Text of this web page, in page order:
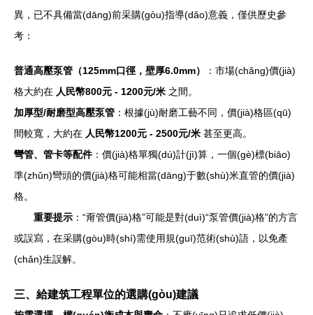
異，已不具備當(dāng)前采購(gòu)指導(dǎo)意義，僅供歷史參
考：
普通高壓泵管（125mm口徑，壁厚6.0mm）
：市場(chǎng)價(jià)
格大約在 人民幣800元 - 1200元/米 之間。
加厚型/耐磨型高壓泵管 ：根據(jù)耐磨工藝不同，價(jià)格區(qū)
間較寬，大約在 人民幣1200元 - 2500元/米 甚至更高。
彎管、管卡等配件：價(jià)格單獨(dú)計(jì)算，一個(gè)標(biāo)
準(zhǔn)彎頭的價(jià)格可能相當(dāng)于數(shù)米直管的價(jià)
格。
重要提示 ：“甭管價(jià)格”可能是對(duì)“泵管價(jià)格”的方言
或誤寫，在采購(gòu)時(shí)需使用規(guī)范術(shù)語，以免產
(chǎn)生誤解。
三、給建筑工程單位的選購(gòu)建議